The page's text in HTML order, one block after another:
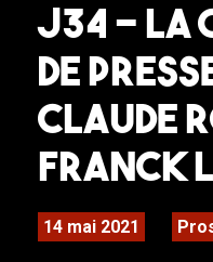
J34 –
de
Claude
Franck
14 mai 2021